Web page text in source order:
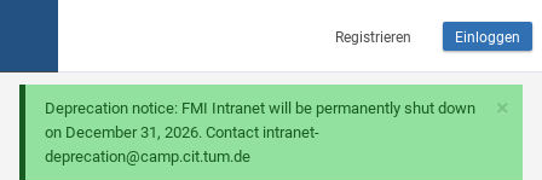
Registrieren Einloggen
×
Deprecation notice: FMI Intranet will be permanently shut down
on December 31, 2026. Contact intranet-
deprecation@camp.cit.tum.de